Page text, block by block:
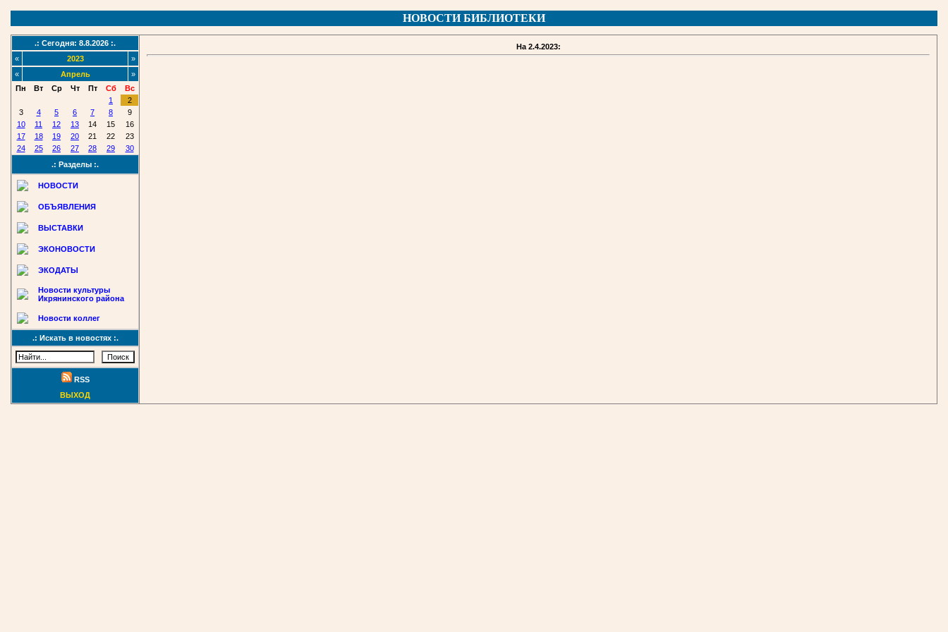
НОВОСТИ БИБЛИОТЕКИ
.: Сегодня: 8.8.2026 :.
«
2023
»
«
Апрель
»
Пн
Вт Ср Чт Пт Сб
Вс
1
2
3
4 5 6 7 8
9
10
11 12 13 14 15
16
17
18 19 20 21 22
23
24
25 26 27 28 29
30
.: Разделы :.
НОВОСТИ
ОБЪЯВЛЕНИЯ
ВЫСТАВКИ
ЭКОНОВОСТИ
ЭКОДАТЫ
Новости культуры
Икрянинского района
Новости коллег
.: Искать в новостях :.
RSS
ВЫХОД
На 2.4.2023: